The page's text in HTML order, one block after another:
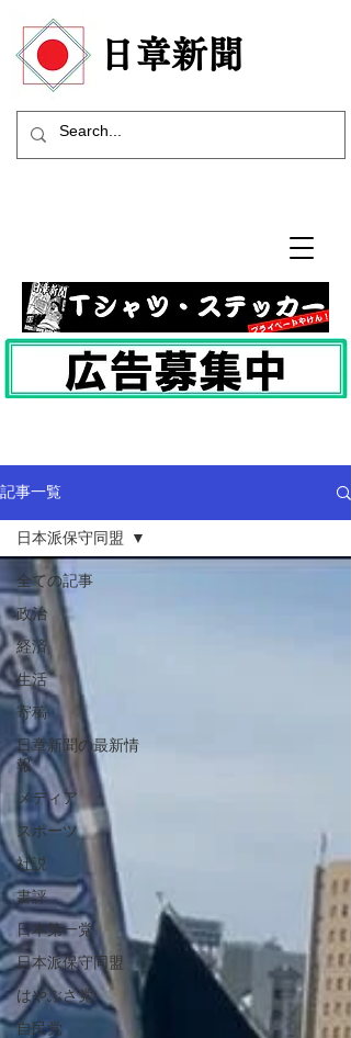
​日章新聞
記事一覧
全ての記事
政治
経済
生活
寄稿
日章新聞の最新情
報
メディア
スポーツ
社説
書評
日本第一党
日本派保守同盟
はやぶさ党
自民党
日本派保守同盟